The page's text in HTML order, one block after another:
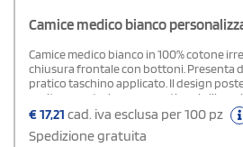
Camice medico bianco
Camice medico bianco in 100% cotone
chiusura frontale con bottoni. Presenta
pratico taschino applicato. Il design
cucitura centrale e una martingala libera
bottoni al centro, completata da uno
€17,21 cad. iva esclusa per 100 pz
Spedizione gratuita